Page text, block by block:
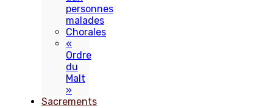
personnes
malades
Chorales
«
Ordre
du
Malt
»
Sacrements